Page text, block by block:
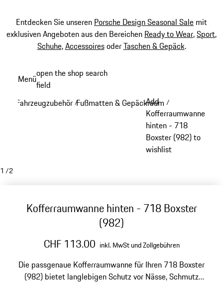
Entdecken Sie unseren Porsche Design Seasonal Sale mit
exklusiven Angeboten aus den Bereichen Ready to Wear,Sport,
Schuhe,AccessoiresoderTaschen & Gepäck.
Hauptinhalt
Menüopen the shop search
field
Fahrzeugzubehör /Fußmatten & Gepäckraum /
Add
Kofferraumwanne
hinten - 718
Boxster (982) to
wishlist
1 /2
Kofferraumwanne hinten - 718 Boxster
(982)
CHF 113.00 inkl. MwSt und Zollgebühren
Die passgenaue Kofferraumwanne für Ihren 718 Boxster
(982) bietet langlebigen Schutz vor Nässe, Schmutz